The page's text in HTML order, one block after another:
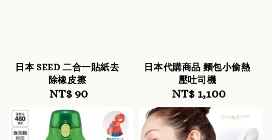
日本 SEED 二合一貼紙去
除橡皮擦
Regular
price
NT$ 90
日本代購商品 麵包小偷熱
壓吐司機
Regular
price
NT$ 1,100